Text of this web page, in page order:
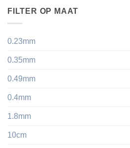
FILTER OP MAAT
0.23mm
0.35mm
0.49mm
0.4mm
1.8mm
10cm